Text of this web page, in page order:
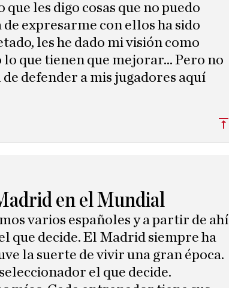
les digo cosas que no puedo
expresarme con ellos ha sido
les he dado mi visión como
que tienen que mejorar... Pero no
defender a mis jugadores aquí
en el Mundial
varios españoles y a partir de ahí
que decide. El Madrid siempre ha
la suerte de vivir una gran época.
el que decide.